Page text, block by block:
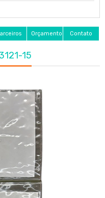
Orçamento Contato
15